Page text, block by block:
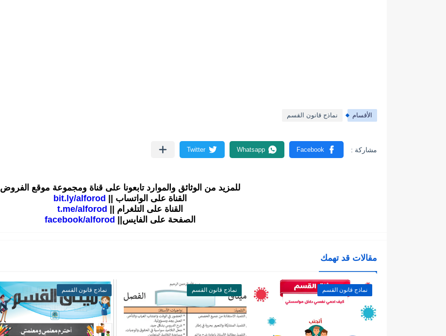
الأقسام نماذج قانون القسم
للمزيد من الوثائق والموارد تابعونا على قناة ومجموعة موقع الفروض
القناة على الواتساب ||
bit.ly/alforod
القناة على التلغرام ||
t.me/alforod
الصفحة على الفايس||
facebook/alforod
مقالات قد تهمك
نماذج قانون القسم نماذج قانون القسم نماذج قانون القسم